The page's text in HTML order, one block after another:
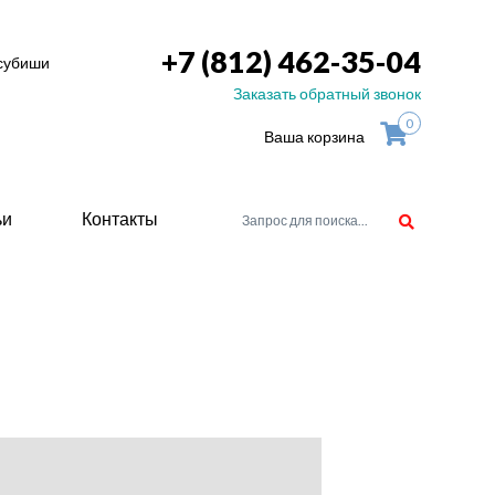
+7 (812) 462-35-04
Заказать обратный звонок
Ваша корзина
0
Контакты